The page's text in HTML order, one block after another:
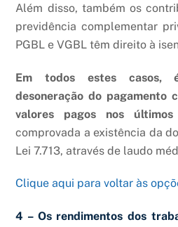
Além disso, também os
previdência complementar
PGBL e VGBL têm direito à
Em todos estes casos,
desoneração do pagamento
valores pagos nos
comprovada a existência da
Lei 7.713, através de laudo
Clique aqui para voltar às
4 – Os rendimentos dos